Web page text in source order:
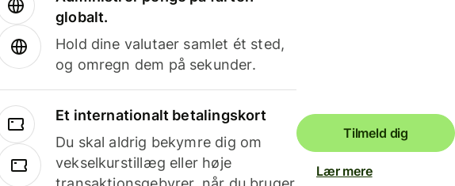
globalt.
Hold dine valutaer samlet ét sted,
og omregn dem på sekunder.
Et internationalt betalingskort
Du skal aldrig bekymre dig om
vekselkurstillæg eller høje
Tilmeld dig
Lær mere